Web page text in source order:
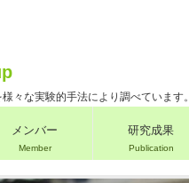
々な実験的手法により調べています。
メンバー
Member
研究成果
Publication